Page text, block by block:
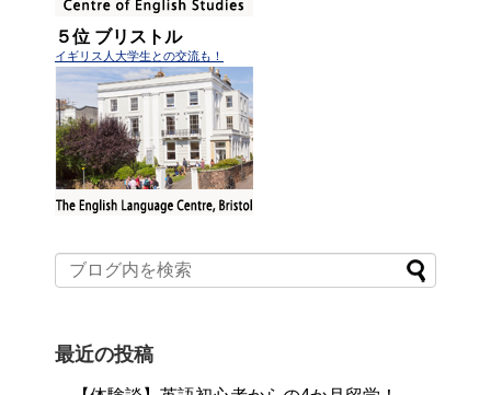
５位 ブリストル
イギリス人大学生との交流も！
最近の投稿